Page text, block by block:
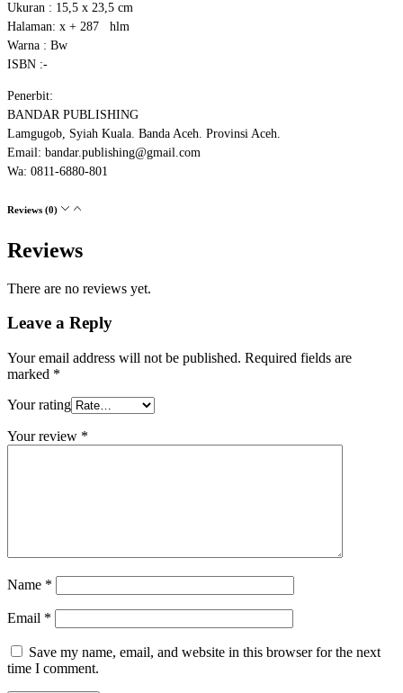
Ukuran : 15,5 x 23,5 cm
Halaman: x + 287 hlm
Warna : Bw
ISBN :-
Penerbit:
BANDAR PUBLISHING
Lamgugob, Syiah Kuala. Banda Aceh. Provinsi Aceh.
Email: bandar.publishing@gmail.com
Wa: 0811-6880-801
Reviews (0)
Reviews
There are no reviews yet.
Leave a Reply
Your email address will not be published. Required fields are
marked *
Your rating
Your review *
Name *
Email *
Save my name, email, and website in this browser for the next
time I comment.